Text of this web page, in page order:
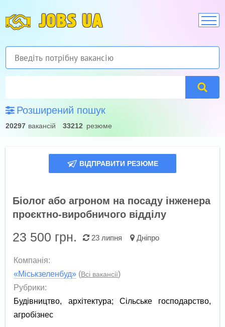
JOBS UA
Розширений пошук
20297 вакансій 33212 резюме
ВІДПРАВИТИ РЕЗЮМЕ
Біолог або агроном на посаду інженера
проєктно-виробничого відділу
23 500 грн. 23 липня Дніпро
Компанія:
«Міськзеленбуд» (Всі вакансії)
Рубрики:
Будівництво, архітектура; Сільське господарство,
агробізнес